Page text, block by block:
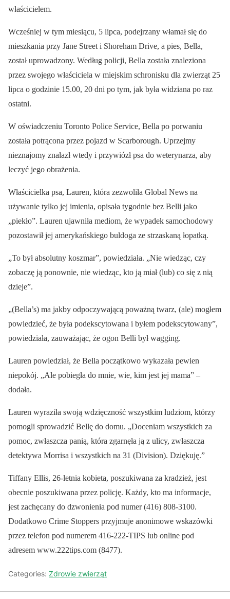
właścicielem.
Wcześniej w tym miesiącu, 5 lipca, podejrzany włamał się do
mieszkania przy Jane Street i Shoreham Drive, a pies, Bella,
został uprowadzony. Według policji, Bella została znaleziona
przez swojego właściciela w miejskim schronisku dla zwierząt 25
lipca o godzinie 15.00, 20 dni po tym, jak była widziana po raz
ostatni.
W oświadczeniu Toronto Police Service, Bella po porwaniu
została potrącona przez pojazd w Scarborough. Uprzejmy
nieznajomy znalazł wtedy i przywiózł psa do weterynarza, aby
leczyć jego obrażenia.
Właścicielka psa, Lauren, która zezwoliła Global News na
używanie tylko jej imienia, opisała tygodnie bez Belli jako
„piekło”. Lauren ujawniła mediom, że wypadek samochodowy
pozostawił jej amerykańskiego buldoga ze strzaskaną łopatką.
„To był absolutny koszmar”, powiedziała. „Nie wiedząc, czy
zobaczę ją ponownie, nie wiedząc, kto ją miał (lub) co się z nią
dzieje”.
„(Bella’s) ma jakby odpoczywającą poważną twarz, (ale) mogłem
powiedzieć, że była podekscytowana i byłem podekscytowany”,
powiedziała, zauważając, że ogon Belli był wagging.
Lauren powiedział, że Bella początkowo wykazała pewien
niepokój. „Ale pobiegła do mnie, wie, kim jest jej mama” –
dodała.
Lauren wyraziła swoją wdzięczność wszystkim ludziom, którzy
pomogli sprowadzić Bellę do domu. „Doceniam wszystkich za
pomoc, zwłaszcza panią, która zgarnęła ją z ulicy, zwłaszcza
detektywa Morrisa i wszystkich na 31 (Division). Dziękuję.”
Tiffany Ellis, 26-letnia kobieta, poszukiwana za kradzież, jest
obecnie poszukiwana przez policję. Każdy, kto ma informacje,
jest zachęcany do dzwonienia pod numer (416) 808-3100.
Dodatkowo Crime Stoppers przyjmuje anonimowe wskazówki
przez telefon pod numerem 416-222-TIPS lub online pod
adresem www.222tips.com (8477).
Categories: Zdrowie zwierząt